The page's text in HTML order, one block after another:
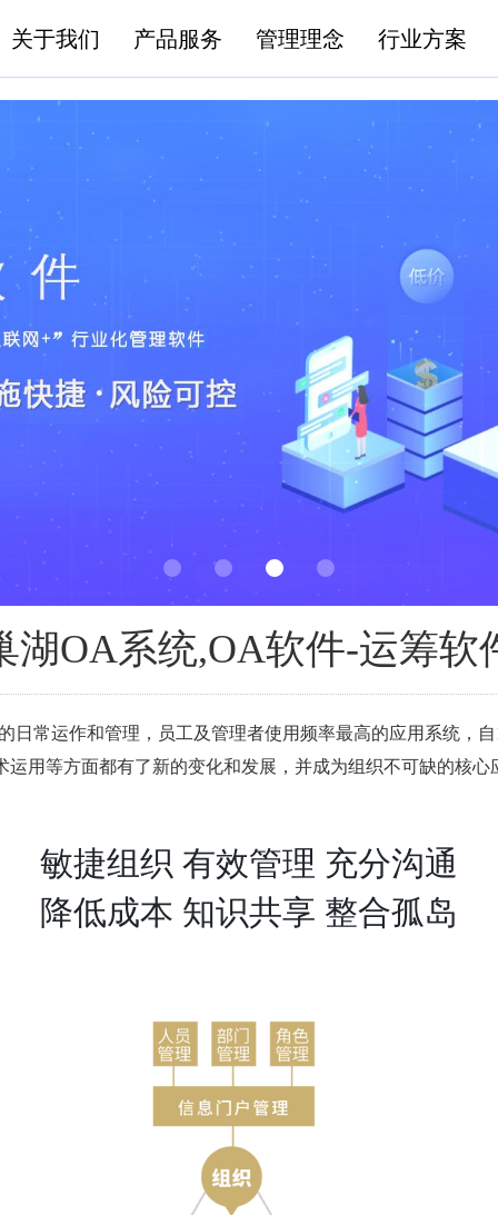
关于我们 产品服务 管理理念 行业方案
湖OA系统,OA软件-运筹软
日常运作和管理，员工及管理者使用频率最高的应用系统，
用等方面都有了新的变化和发展，并成为组织不可缺的核心
敏捷组织 有效管理 充分沟通
降低成本 知识共享 整合孤岛